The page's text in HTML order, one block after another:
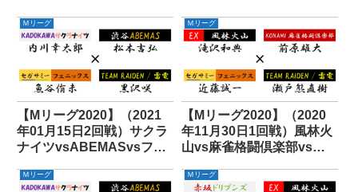
Ｍリーグ
【Mリーグ2020】（2021
年01月15日2回戦）サクラ
ナイツvsABEMASvsフェ
Ｍリーグ
【Mリーグ2020】（2020
年11月30日1回戦）風林火
山vs麻雀格闘倶楽部vsフ
Ｍリーグ Ｍリーグ